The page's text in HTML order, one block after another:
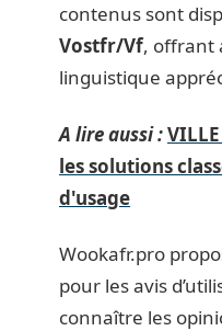
contenus sont
Vostfr/Vf, offrant
linguistique
A lire aussi :
les solutions
d'usage
Wookafr.pro
pour les avis
connaître les